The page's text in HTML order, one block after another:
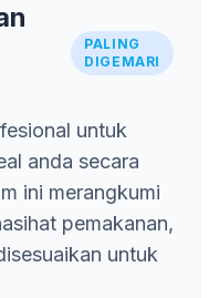
PALING
DIGEMARI
untuk
anda secara
ini merangkumi
pemakanan,
untuk